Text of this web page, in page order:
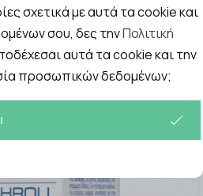
ΠΡΟΪΌΝΤΑ
σχετικά με αυτά τα cookie και
σου, δες τηνΠολιτική
αυτά τα cookie και την
προσωπικών δεδομένων;